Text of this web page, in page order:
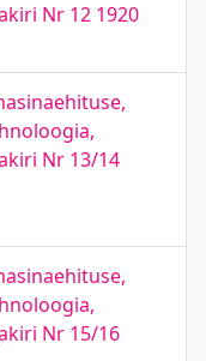
Nr 12 1920
Nr 13/14
Nr 15/16